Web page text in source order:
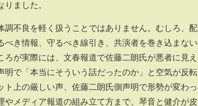
ました。
調不良を軽く扱うことではありません。むしろ、配
べき情報、守るべき線引き、共演者を巻き込まない
が実際には、文春報道で佐藤二朗氏が悪者に見え
明で「本当にそういう話だったのか」と空気が反転
ト上の厳しい声、佐藤二朗氏側声明で形勢が変わっ
やメディア報道の組み立て方まで、琴音と健介が皮